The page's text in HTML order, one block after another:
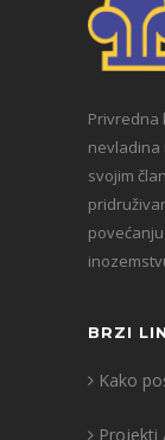
Privredna
nevladina
svojim
BRZI
Kako
Projekti